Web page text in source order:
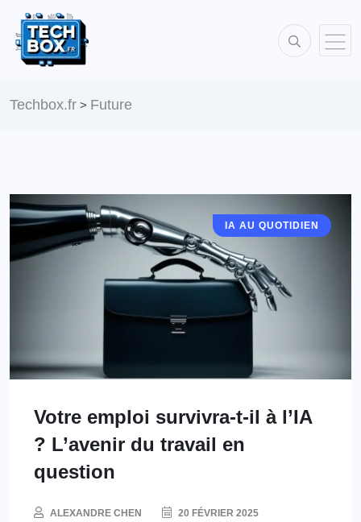
Techbox.fr > Future
IA AU QUOTIDIEN
Votre emploi survivra-t-il à l’IA
? L’avenir du travail en
question
ALEXANDRE CHEN 20 FÉVRIER 2025